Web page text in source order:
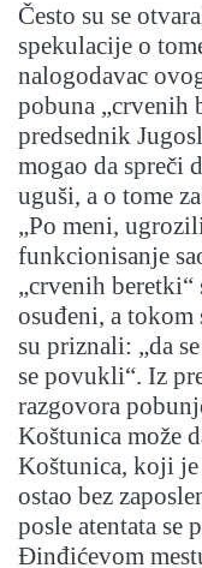
Često su se
spekulacije o
nalogodavac
pobuna „crvenih
predsednik
mogao da spreči
uguši, a o tome
„Po meni,
funkcionisanje
„crvenih
osuđeni, a
su priznali: „da
se povukli“. Iz
razgovora
Koštunica može
Koštunica, koji
ostao bez
posle atentata se
Đinđićevom